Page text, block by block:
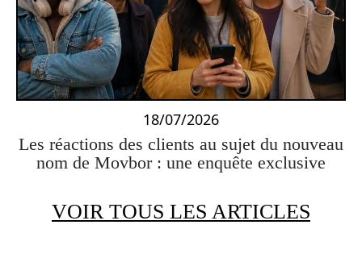
18/07/2026
Les réactions des clients au sujet du nouveau
nom de Movbor : une enquête exclusive
VOIR TOUS LES ARTICLES